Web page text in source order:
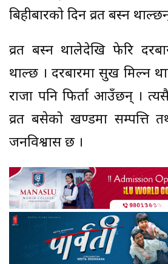
बिहीबारको दिन व्रत बस्न
व्रत बस्न थालेदेखि फेरि
थाल्छ । दरबारमा सुख मिल्न
राजा पनि फिर्ता आउँछन् ।
व्रत बसेको खण्डमा सम्पत्ति
जनविश्वास छ ।